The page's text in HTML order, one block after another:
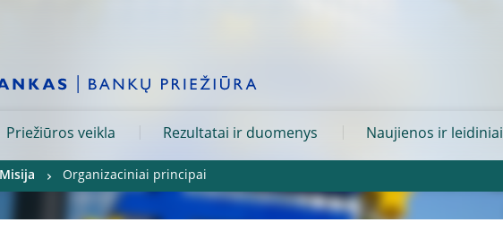
Priežiūros veikla Rezultatai ir duomenys Naujienos ir leidiniai
Misija Organizaciniai principai